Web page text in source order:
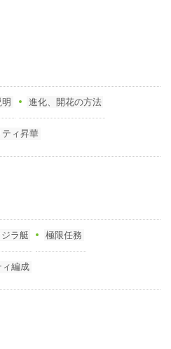
進化、開花の方法
ティ昇華
ラ艇 極限任務
ィ編成